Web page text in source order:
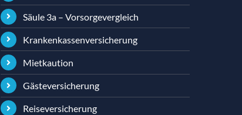
Säule 3a – Vorsorgevergleich
Krankenkassenversicherung
Mietkaution
Gästeversicherung
Reiseversicherung